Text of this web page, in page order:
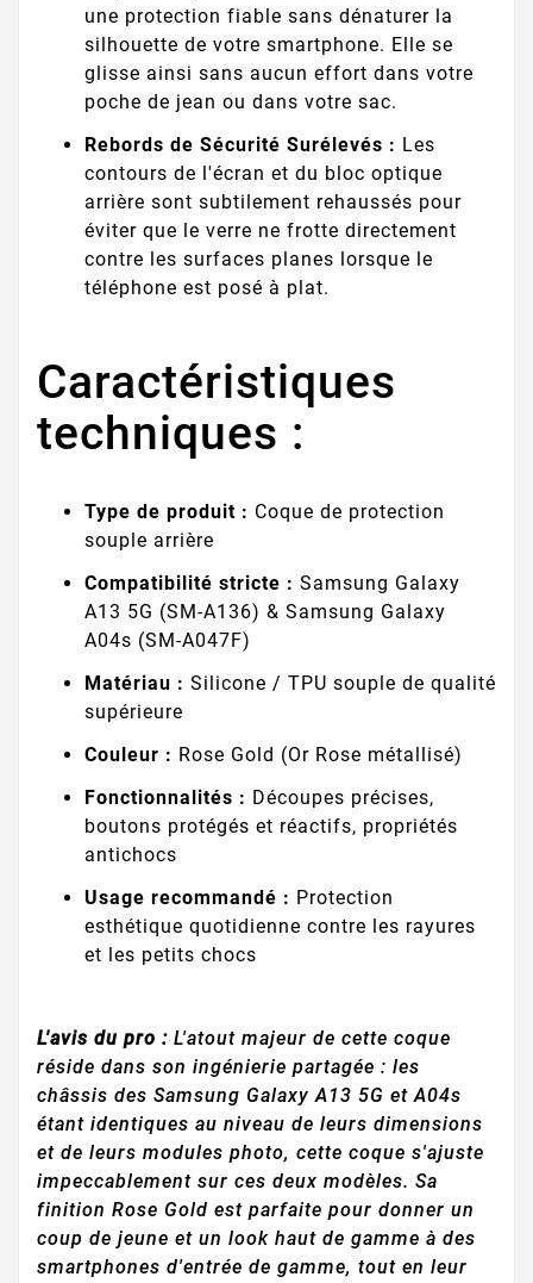
une protection fiable sans dénaturer la
silhouette de votre smartphone. Elle se
glisse ainsi sans aucun effort dans votre
poche de jean ou dans votre sac.
Rebords de Sécurité Surélevés : Les
contours de l'écran et du bloc optique
arrière sont subtilement rehaussés pour
éviter que le verre ne frotte directement
contre les surfaces planes lorsque le
téléphone est posé à plat.
Caractéristiques
techniques :
Type de produit : Coque de protection
souple arrière
Compatibilité stricte : Samsung Galaxy
A13 5G (SM-A136) & Samsung Galaxy
A04s (SM-A047F)
Matériau : Silicone / TPU souple de qualité
supérieure
Couleur : Rose Gold (Or Rose métallisé)
Fonctionnalités : Découpes précises,
boutons protégés et réactifs, propriétés
antichocs
Usage recommandé : Protection
esthétique quotidienne contre les rayures
et les petits chocs
L'avis du pro : L'atout majeur de cette coque
réside dans son ingénierie partagée : les
châssis des Samsung Galaxy A13 5G et A04s
étant identiques au niveau de leurs dimensions
et de leurs modules photo, cette coque s'ajuste
impeccablement sur ces deux modèles. Sa
finition Rose Gold est parfaite pour donner un
coup de jeune et un look haut de gamme à des
smartphones d'entrée de gamme, tout en leur